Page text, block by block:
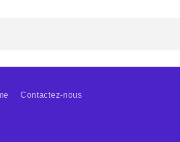
Contactez-nous